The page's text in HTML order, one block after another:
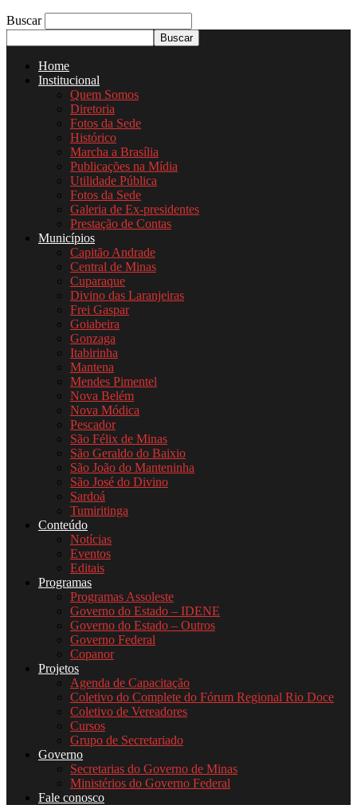
Buscar
Home
Institucional
Quem Somos
Diretoria
Fotos da Sede
Histórico
Marcha a Brasília
Publicações na Mídia
Utilidade Pública
Fotos da Sede
Galeria de Ex-presidentes
Prestação de Contas
Municípios
Capitão Andrade
Central de Minas
Cuparaque
Divino das Laranjeiras
Frei Gaspar
Goiabeira
Gonzaga
Itabirinha
Mantena
Mendes Pimentel
Nova Belém
Nova Módica
Pescador
São Félix de Minas
São Geraldo do Baixio
São João do Manteninha
São José do Divino
Sardoá
Tumiritinga
Conteúdo
Notícias
Eventos
Editais
Programas
Programas Assoleste
Governo do Estado – IDENE
Governo do Estado – Outros
Governo Federal
Copanor
Projetos
Agenda de Capacitação
Coletivo do Complete do Fórum Regional Rio Doce
Coletivo de Vereadores
Cursos
Grupo de Secretariado
Governo
Secretarias do Governo de Minas
Ministérios do Governo Federal
Fale conosco